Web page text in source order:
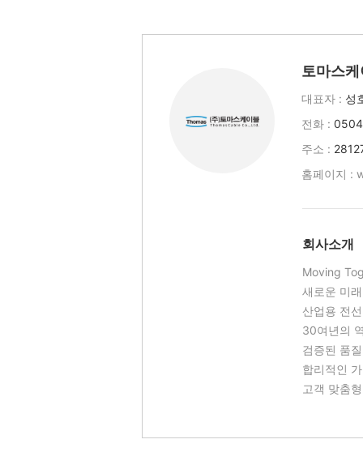
토마스
대표자 : 성
전화 :
주소 :
홈페이지 :
회사소개
Moving
새로운 미
산업용 전
30여년의
검증된 품질
합리적인
고객 맞춤